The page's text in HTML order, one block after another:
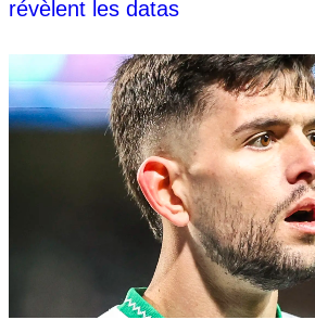
révèlent les datas